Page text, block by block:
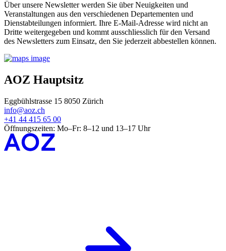
Über unsere Newsletter werden Sie über Neuigkeiten und
Veranstaltungen aus den verschiedenen Departementen und
Dienstabteilungen informiert. Ihre E-Mail-Adresse wird nicht an
Dritte weitergegeben und kommt ausschliesslich für den Versand
des Newsletters zum Einsatz, den Sie jederzeit abbestellen können.
AOZ Hauptsitz
Eggbühlstrasse 15 8050 Zürich
info@aoz.ch
+41 44 415 65 00
Öffnungszeiten: Mo–Fr: 8–12 und 13–17 Uhr